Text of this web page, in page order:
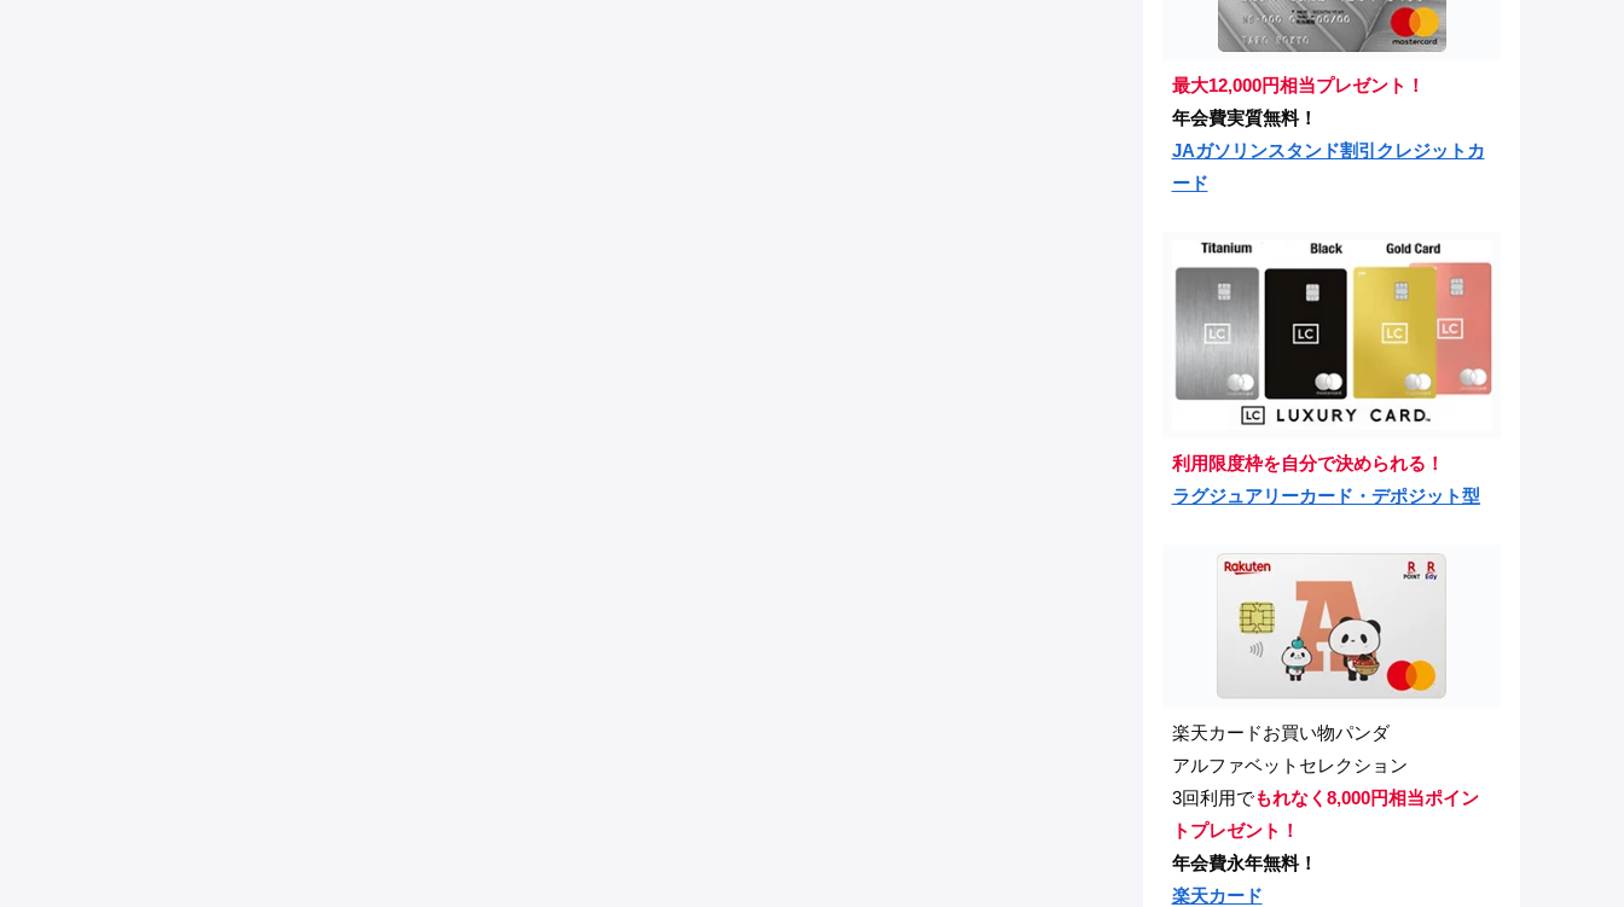
最大12,000円相当プレゼント！
年会費実質無料！
JAガソリンスタンド割引クレジットカ
ード
利用限度枠を自分で決められる！
ラグジュアリーカード・デポジット型
楽天カードお買い物パンダ
アルファベットセレクション
3回利用でもれなく8,000円相当ポイン
トプレゼント！
年会費永年無料！
楽天カード